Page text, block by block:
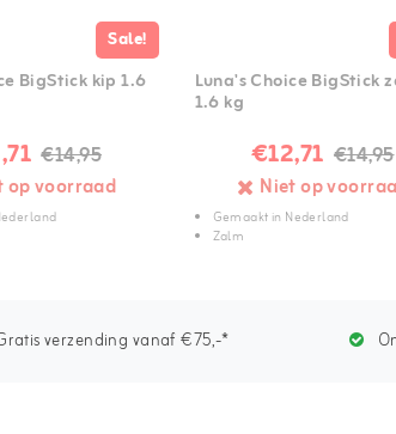
Sale!
BigStick kip 1.6
€14,95
op voorraad
Luna's Choice BigStick
1.6 kg
€12,71 €14,95
Niet op
Gemaakt in Nederland
Zalm
verzending vanaf €75,-*